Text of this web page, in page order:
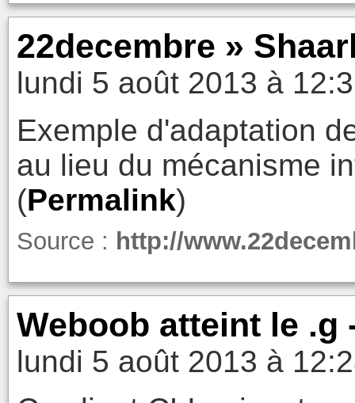
22decembre »
lundi 5 août 2013 à
Exemple d'adaptation
au lieu du mécanisme
(Permalink)
Source : http://
Weboob atteint le .g
lundi 5 août 2013 à